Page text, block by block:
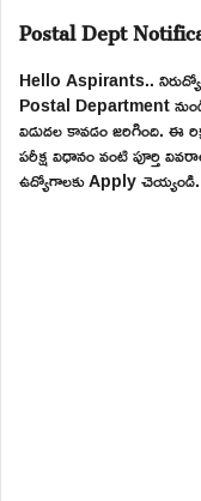
Postal Dept
Hello Aspirants.. నిరుద్యోగ
Postal Department
విడుదల కావడం జరిగింది. ఈ
పరీక్ష విధానం వంటి పూర్తి
ఉద్యోగాలకు Apply చెయ్యండి.